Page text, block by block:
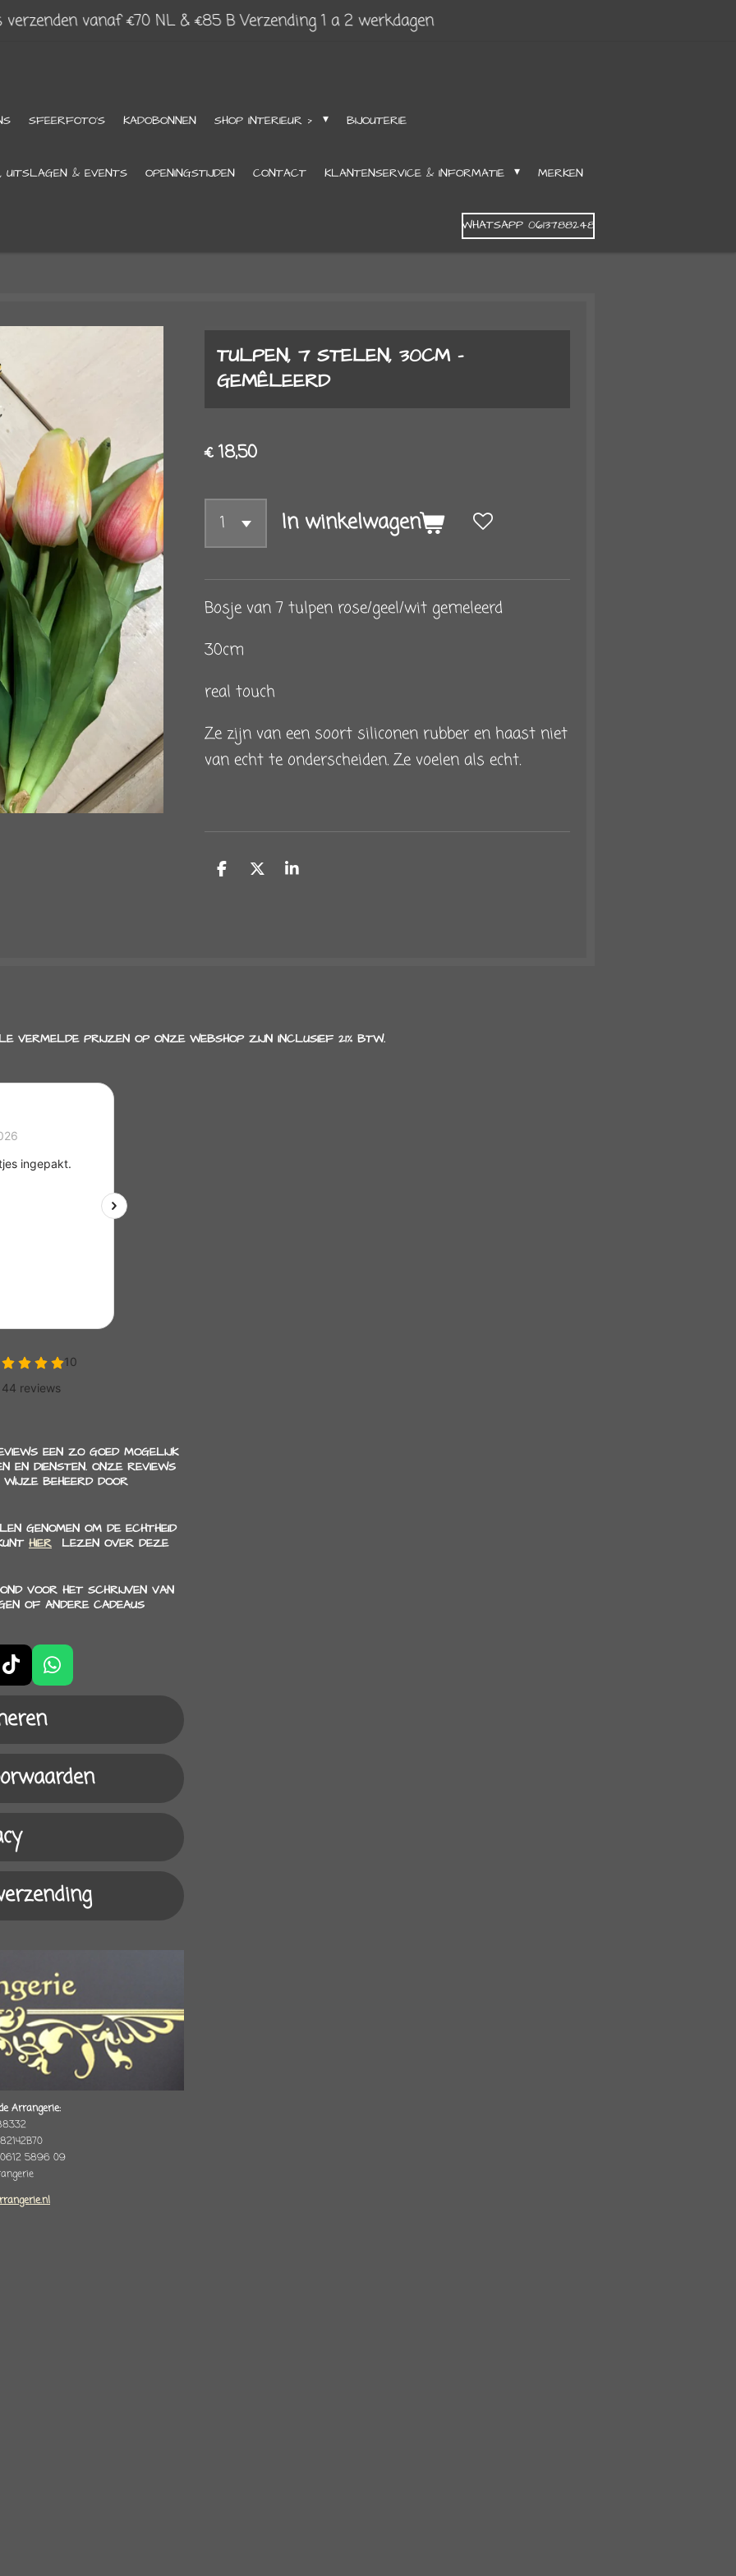
vanaf €70 NL & €85 B Verzending 1 a 2 werkdagen
SFEERFOTO'S KADOBONNEN SHOP INTERIEUR > BIJOUTERIE
UITSLAGEN & EVENTS OPENINGSTIJDEN CONTACT KLANTENSERVICE & INFORMATIE MERKEN
WHATSAPP 0613788248
TULPEN, 7 STELEN, 30CM -
GEMÊLEERD
€ 18,50
In winkelwagen
Bosje van 7 tulpen rose/geel/wit gemeleerd
30cm
real touch
Ze zijn van een soort siliconen rubber en haast niet
van echt te onderscheiden. Ze voelen als echt.
D D S
VERMELDE PRIJZEN OP ONZE WEBSHOP ZIJN INCLUSIEF 21% BTW.
EEN ZO GOED MOGELIJK
EN DIENSTEN. ONZE REVIEWS
BEHEERD DOOR
GENOMEN OM DE ECHTHEID
HIER LEZEN OVER DEZE
VOOR HET SCHRIJVEN VAN
OF ANDERE CADEAUS
T
i
k
T
o
W
h
s
p
p
Arrangerie:
0612 5896 09